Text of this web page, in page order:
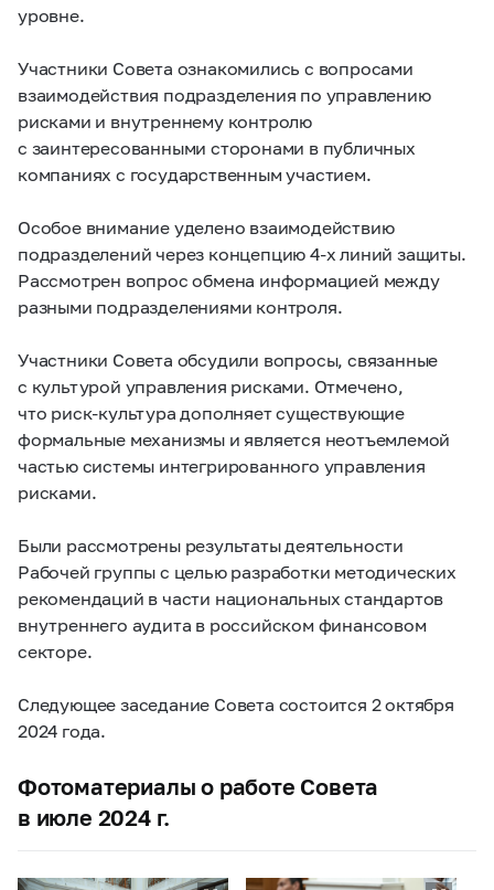
уровне.
Участники Совета ознакомились с вопросами
взаимодействия подразделения по управлению
рисками и внутреннему контролю
с заинтересованными сторонами в публичных
компаниях с государственным участием.
Особое внимание уделено взаимодействию
подразделений через концепцию4-х линий защиты.
Рассмотрен вопрос обмена информацией между
разными подразделениями контроля.
Участники Совета обсудили вопросы, связанные
с культурой управления рисками. Отмечено,
что риск-культура дополняет существующие
формальные механизмы и является неотъемлемой
частью системы интегрированного управления
рисками.
Были рассмотрены результаты деятельности
Рабочей группы с целью разработки методических
рекомендаций в части национальных стандартов
внутреннего аудита в российском финансовом
секторе.
Следующее заседание Совета состоится 2 октября
2024 года.
Фотоматериалы о работе Совета
в июле 2024 г.